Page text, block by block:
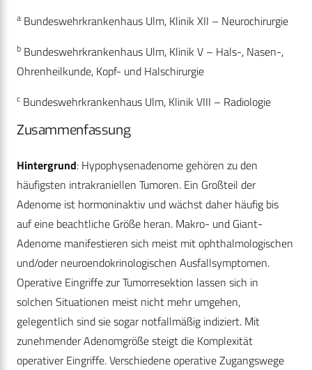
a Bundeswehrkrankenhaus Ulm, Klinik XII – Neurochirurgie
b Bundeswehrkrankenhaus Ulm, Klinik V – Hals-, Nasen-,
Ohrenheilkunde, Kopf- und Halschirurgie
c Bundeswehrkrankenhaus Ulm, Klinik VIII – Radiologie
Zusammenfassung
Hintergrund: Hypophysenadenome gehören zu den
häufigsten intrakraniellen Tumoren. Ein Großteil der
Adenome ist hormoninaktiv und wächst daher häufig bis
auf eine beachtliche Größe heran. Makro- und Giant-
Adenome manifestieren sich meist mit ophthalmologischen
und/oder neuroendokrinologischen Ausfallsymptomen.
Operative Eingriffe zur Tumorresektion lassen sich in
solchen Situationen meist nicht mehr umgehen,
gelegentlich sind sie sogar notfallmäßig indiziert. Mit
zunehmender Adenomgröße steigt die Komplexität
operativer Eingriffe. Verschiedene operative Zugangswege